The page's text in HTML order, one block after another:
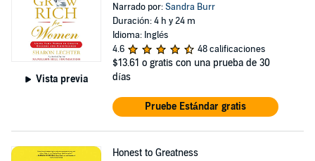
Vista previa
Narrado por:Sandra Burr
Duración: 4 h y 24 m
Idioma: Inglés
4.6
48 calificaciones
$13.61 o gratis con una prueba de 30
días
Pruebe Estándar gratis
Honest to Greatness